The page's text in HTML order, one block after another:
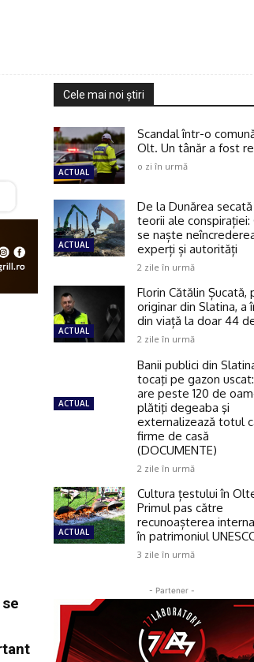
Cele mai noi ştiri
ACTUAL
Scandal într-o
Olt. Un tânăr a fost
o zi în urmă
ACTUAL
De la Dunărea
teorii ale conspirației:
se naște
experți și autorități
2 zile în urmă
ACTUAL
Florin Cătălin Șucată,
originar din Slatina, a
din viață la doar 44
2 zile în urmă
ACTUAL
Banii publici din
tocaţi pe gazon
are peste 120 de
plătiţi degeaba şi
externalizează totul
firme de casă
(DOCUMENTE)
2 zile în urmă
ACTUAL
Cultura țestului în
Primul pas către
recunoașterea
în patrimoniul
3 zile în urmă
- Partener -